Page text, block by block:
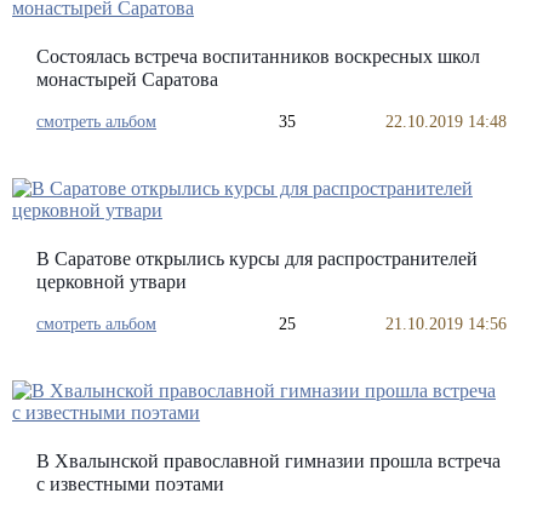
Состоялась встреча воспитанников воскресных школ
монастырей Саратова
смотреть альбом 35 22.10.2019 14:48
В Саратове открылись курсы для распространителей
церковной утвари
смотреть альбом 25 21.10.2019 14:56
В Хвалынской православной гимназии прошла встреча
с известными поэтами